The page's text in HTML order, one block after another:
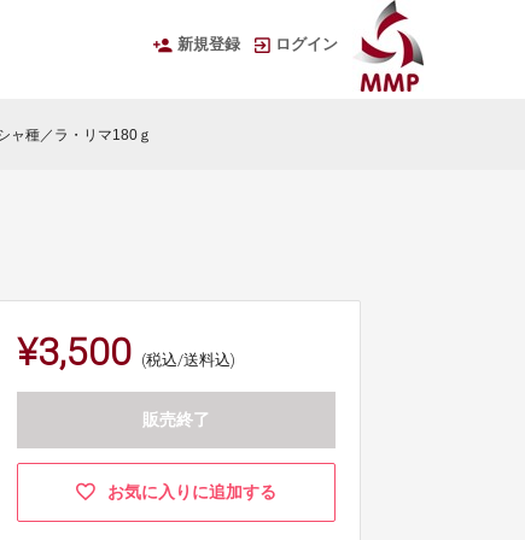
新規登録 ログイン
ャ種／ラ・リマ180ｇ
¥3,500 (税込/送料込)
販売終了
お気に入りに追加する